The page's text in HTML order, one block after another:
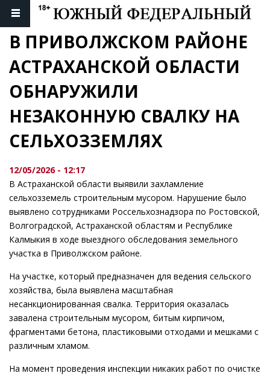
В ПРИВОЛЖСКОМ РАЙОНЕ
АСТРАХАНСКОЙ ОБЛАСТИ
ОБНАРУЖИЛИ
НЕЗАКОННУЮ СВАЛКУ НА
СЕЛЬХОЗЗЕМЛЯХ
12/05/2026 - 12:17
В Астраханской области выявили захламление
сельхозземель строительным мусором. Нарушение было
выявлено сотрудниками Россельхознадзора по Ростовской,
Волгоградской, Астраханской областям и Республике
Калмыкия в ходе выездного обследования земельного
участка в Приволжском районе.
На участке, который предназначен для ведения сельского
хозяйства, была выявлена масштабная
несанкционированная свалка. Территория оказалась
завалена строительным мусором, битым кирпичом,
фрагментами бетона, пластиковыми отходами и мешками с
различным хламом.
На момент проведения инспекции никаких работ по очистке